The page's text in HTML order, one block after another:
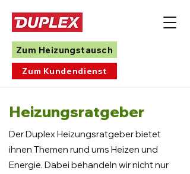
Zum Kundendienst
Zum Heizungstausch
Heizungsratgeber
Der Duplex Heizungsratgeber bietet
ihnen Themen rund ums Heizen und
Energie. Dabei behandeln wir nicht nur